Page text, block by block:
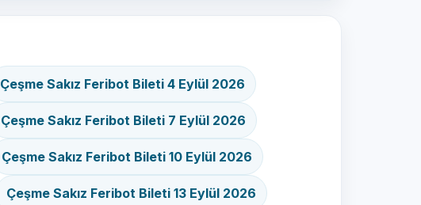
Çeşme Sakız Feribot Bileti 4 Eylül 2026
Çeşme Sakız Feribot Bileti 7 Eylül 2026
Çeşme Sakız Feribot Bileti 10 Eylül 2026
Çeşme Sakız Feribot Bileti 13 Eylül 2026